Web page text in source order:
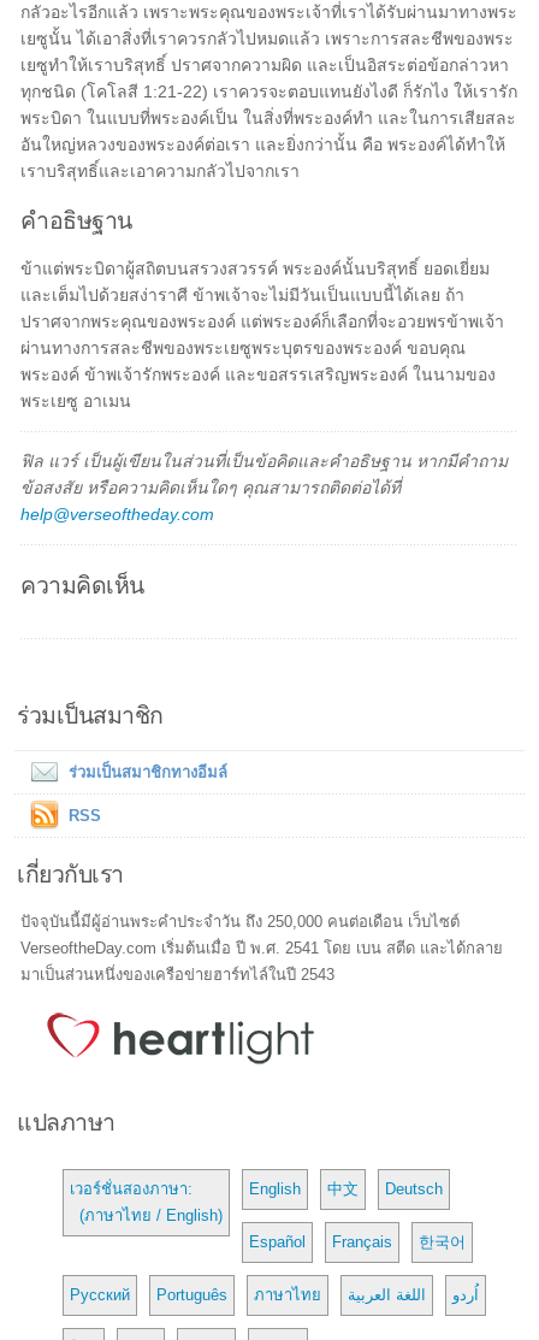
กลัวอะไรอีกแล้ว เพราะพระคุณของพระเจ้าที่เราได้รับผ่านมาทางพระ
เยซูนั้น ได้เอาสิ่งที่เราควรกลัวไปหมดแล้ว เพราะการสละชีพของพระ
เยซูทำให้เราบริสุทธิ์ ปราศจากความผิด และเป็นอิสระต่อข้อกล่าวหา
ทุกชนิด (โคโลสี 1:21-22) เราควรจะตอบแทนยังไงดี ก็รักไง ให้เรารัก
พระบิดา ในแบบที่พระองค์เป็น ในสิ่งที่พระองค์ทำ และในการเสียสละ
อันใหญ่หลวงของพระองค์ต่อเรา และยิ่งกว่านั้น คือ พระองค์ได้ทำให้
เราบริสุทธิ์และเอาความกลัวไปจากเรา
คำอธิษฐาน
ข้าแต่พระบิดาผู้สถิตบนสรวงสวรรค์ พระองค์นั้นบริสุทธิ์ ยอดเยี่ยม
และเต็มไปด้วยสง่าราศี ข้าพเจ้าจะไม่มีวันเป็นแบบนี้ได้เลย ถ้า
ปราศจากพระคุณของพระองค์ แต่พระองค์ก็เลือกที่จะอวยพรข้าพเจ้า
ผ่านทางการสละชีพของพระเยซูพระบุตรของพระองค์ ขอบคุณ
พระองค์ ข้าพเจ้ารักพระองค์ และขอสรรเสริญพระองค์ ในนามของ
พระเยซู อาเมน
ฟิล แวร์ เป็นผู้เขียนในส่วนที่เป็นข้อคิดและคำอธิษฐาน หากมีคำถาม
ข้อสงสัย หรือความคิดเห็นใดๆ คุณสามารถติดต่อได้ที่
help@verseoftheday.com
ความคิดเห็น
ร่วมเป็นสมาชิก
ร่วมเป็นสมาชิกทางอีมล์
RSS
เกี่ยวกับเรา
ปัจจุบันนี้มีผู้อ่านพระคำประจำวัน ถึง 250,000 คนต่อเดือน เว็บไซต์
VerseoftheDay.com เริ่มต้นเมื่อ ปี พ.ศ. 2541 โดย เบน สตีด และได้กลาย
มาเป็นส่วนหนึ่งของเครือข่ายฮาร์ทไล์ในปี 2543
แปลภาษา
เวอร์ชั่นสองภาษา:
(ภาษาไทย / English)
English 中文 Deutsch
Español Français 한국어
Русский Português ภาษาไทย اللغة العربية اُردو